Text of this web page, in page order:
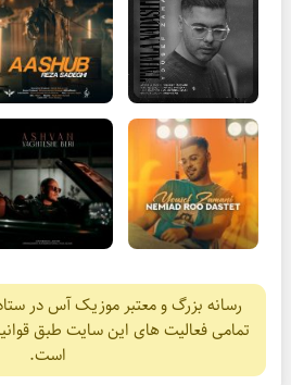
رسانه بزرگ و معتبر موزیک آس در
تمامی فعالیت های این سایت طبق
است.